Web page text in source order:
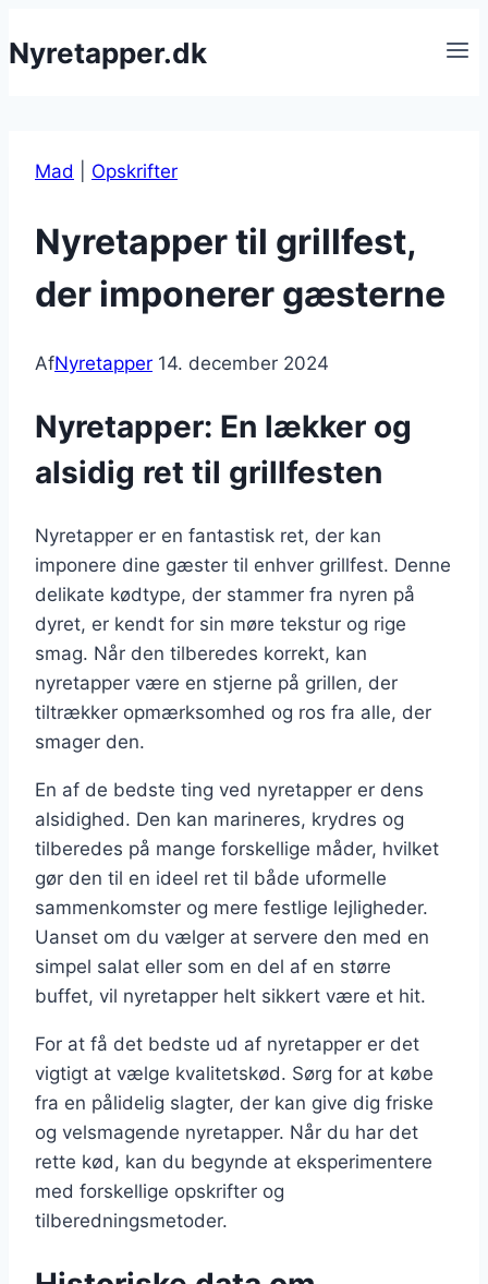
til
Nyretapper.dk
Mad Opskrifter
Nyretapper til grillfest,
der imponerer gæsterne
AfNyretapper 14. december 2024
Nyretapper: En lækker og
alsidig ret til grillfesten
Nyretapper er en fantastisk ret, der kan
imponere dine gæster til enhver grillfest. Denne
delikate kødtype, der stammer fra nyren på
dyret, er kendt for sin møre tekstur og rige
smag. Når den tilberedes korrekt, kan
nyretapper være en stjerne på grillen, der
tiltrækker opmærksomhed og ros fra alle, der
smager den.
En af de bedste ting ved nyretapper er dens
alsidighed. Den kan marineres, krydres og
tilberedes på mange forskellige måder, hvilket
gør den til en ideel ret til både uformelle
sammenkomster og mere festlige lejligheder.
Uanset om du vælger at servere den med en
simpel salat eller som en del af en større
buffet, vil nyretapper helt sikkert være et hit.
For at få det bedste ud af nyretapper er det
vigtigt at vælge kvalitetskød. Sørg for at købe
fra en pålidelig slagter, der kan give dig friske
og velsmagende nyretapper. Når du har det
rette kød, kan du begynde at eksperimentere
med forskellige opskrifter og
tilberedningsmetoder.